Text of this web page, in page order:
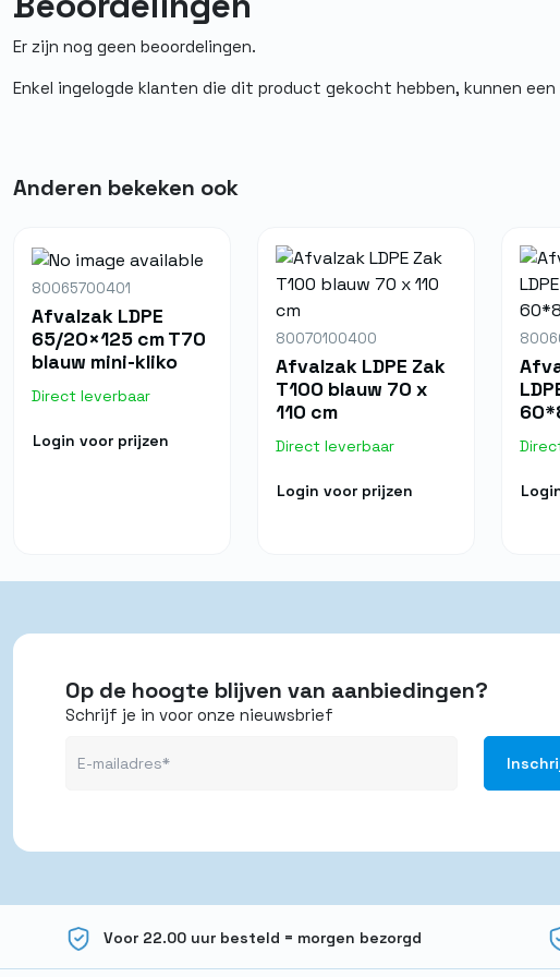
Vloeistofdicht
Food grade
Herbruikbaar
Nee
Er zijn nog geen beoordelingen.
Enkel ingelogde klanten die dit product gekocht hebben, kunnen een
Anderen bekeken ook
80065700401
Afvalzak LDPE
65/20×125 cm T70
blauw mini-kliko
Direct leverbaar
Login voor prijzen
80070100400
Afvalzak LDPE Zak
T100 blauw 70 x
110 cm
Direct leverbaar
Login voor prijzen
Op de hoogte blijven van aanbiedingen?
Schrijf je in voor onze nieuwsbrief
Voor 22.00 uur besteld = morgen bezorgd